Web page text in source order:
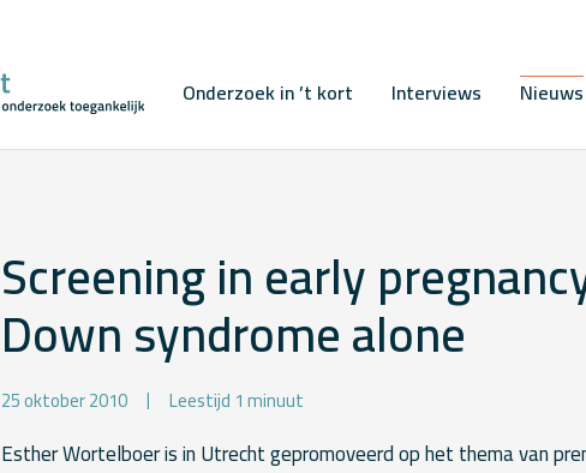
Onderzoek in ’t kort Interviews Nieuws
Screening in early
Down syndrome alone
25 oktober 2010 Leestijd 1 minuut
Esther Wortelboer is in Utrecht gepromoveerd op het thema van